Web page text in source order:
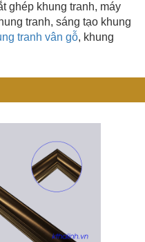
ghép khung tranh, máy
tranh, sáng tạo khung
tranh vân gỗ, khung